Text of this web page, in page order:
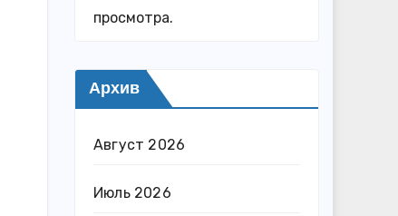
просмотра.
Архив
Август 2026
Июль 2026